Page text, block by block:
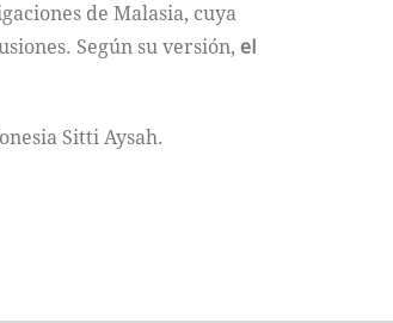
de Malasia, cuya
Según su versión, el
Sitti Aysah.